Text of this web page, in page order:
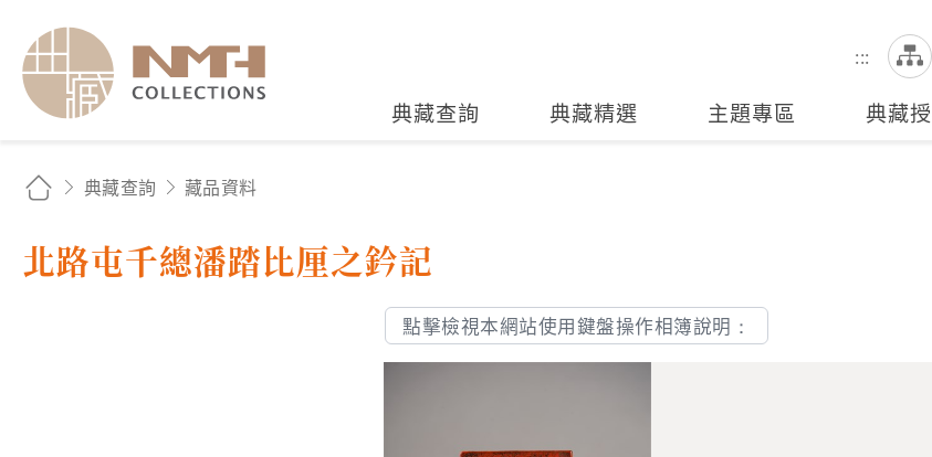
:::
全站搜尋
典藏查詢 典藏精選 主題專區 典藏
典藏查詢 藏品資料
北路屯千總潘踏比厘之鈐記
點擊檢視本網站使用鍵盤操作相簿說明：